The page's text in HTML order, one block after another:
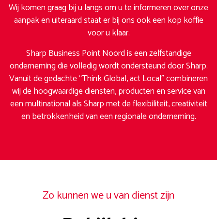
Wij komen graag bij u langs om u te informeren over onze
aanpak en uiteraard staat er bij ons ook een kop koffie
voor u klaar.
Sharp Business Point Noord is een zelfstandige
onderneming die volledig wordt ondersteund door Sharp.
Vanuit de gedachte “Think Global, act Local” combineren
wij de hoogwaardige diensten, producten en service van
een multinational als Sharp met de flexibiliteit, creativiteit
en betrokkenheid van een regionale onderneming.
Zo kunnen we u van dienst zijn